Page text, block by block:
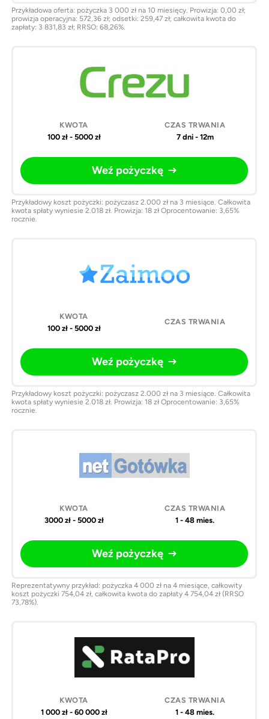
Przykładowa oferta: pożyczka 3 000 zł na 10 miesięcy. Prowizja: 0,00 zł;
prowizja operacyjna: 572,36 zł; odsetki: 259,47 zł; całkowita kwota do
zapłaty: 3 831,83 zł; RRSO: 68,26%.
100 zł - 5000 zł 7 dni - 12m
Weź pożyczkę
Przykładowy koszt pożyczki: pożyczasz 2.000 zł na 3 miesiące. Całkowita
kwota spłaty wyniesie 2.018 zł. Prowizja: 18 zł Oprocentowanie: 3,65%
rocznie.
100 zł - 5000 zł
Weź pożyczkę
Przykładowy koszt pożyczki: pożyczasz 2.000 zł na 3 miesiące. Całkowita
kwota spłaty wyniesie 2.018 zł. Prowizja: 18 zł Oprocentowanie: 3,65%
rocznie.
3000 zł - 5000 zł 1 - 48 mies.
Weź pożyczkę
Reprezentatywny przykład: pożyczka 4 000 zł na 4 miesiące, całkowity
koszt pożyczki 754,04 zł, całkowita kwota do zapłaty 4 754,04 zł (RRSO
73,78%).
1 000 zł - 60 000 zł 1 - 48 mies.